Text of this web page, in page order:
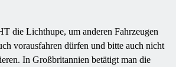
die Lichthupe, um anderen Fahrzeugen
vorausfahren dürfen und bitte auch nicht
In Großbritannien betätigt man die